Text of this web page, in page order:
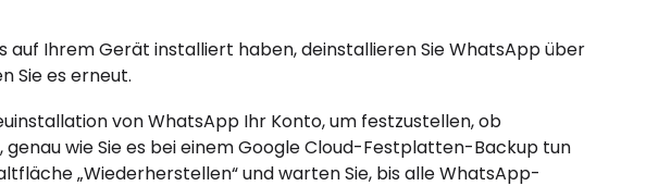
auf Ihrem Gerät installiert haben, deinstallieren Sie WhatsApp über
Sie es erneut.
von WhatsApp Ihr Konto, um festzustellen, ob
wie Sie es bei einem Google Cloud-Festplatten-Backup tun
„Wiederherstellen“ und warten Sie, bis alle WhatsApp-